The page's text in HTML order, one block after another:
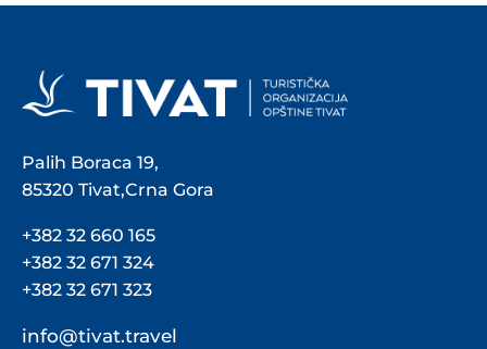
Palih Boraca 19,
85320 Tivat,Crna Gora
+382 32 660 165
+382 32 671 324
+382 32 671 323
info@tivat.travel